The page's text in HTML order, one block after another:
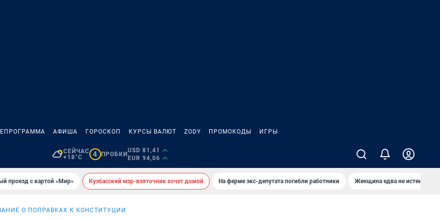
АФИША ГОРОСКОП КУРСЫ ВАЛЮТ ZODY ПРОМОКОДЫ ИГРЫ
СЕЙЧАС
+18°C
4 ПРОБКИ
USD 81,41
EUR 94,06
проезд с картой «Мир» Кузбасский мэр-взяточник хочет домой На ферме экс-депутата погибли работники Женщина едва не истекла
О ПОПРАВКАХ К КОНСТИТУЦИИ